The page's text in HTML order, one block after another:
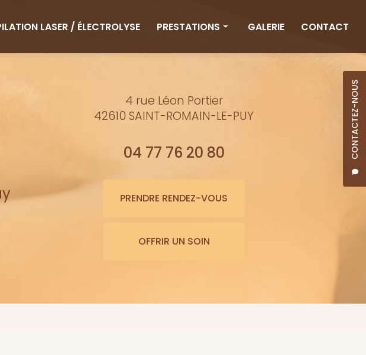
CONTACTEZ-NOUS
LASER / ÉLECTROLYSE PRESTATIONS
Minceur
Bienfaits de l'eau
GALERIE CONTACT
4 rue Léon Portier
42610 SAINT-ROMAIN-LE-PUY
04 77 76 20 80
PRENDRE RENDEZ-VOUS
OFFRIR UN SOIN